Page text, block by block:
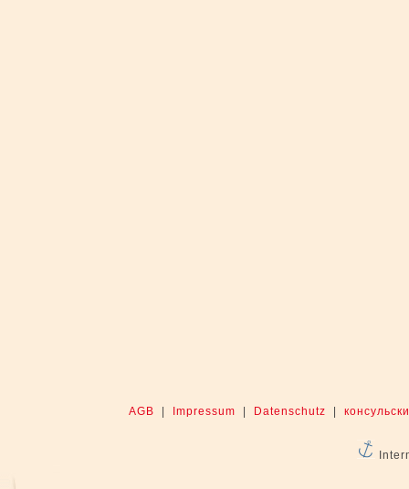
AGB Impressum Datenschutz